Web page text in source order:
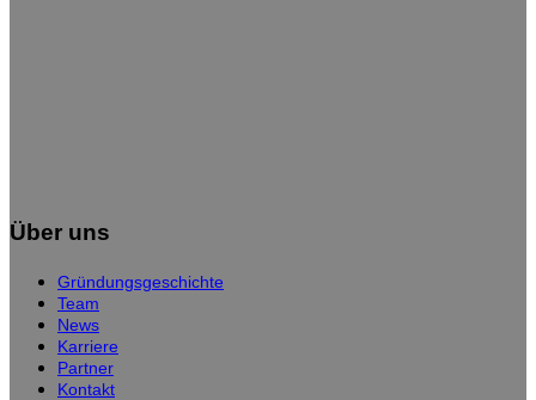
Über uns
Gründungsgeschichte
Team
News
Karriere
Partner
Kontakt